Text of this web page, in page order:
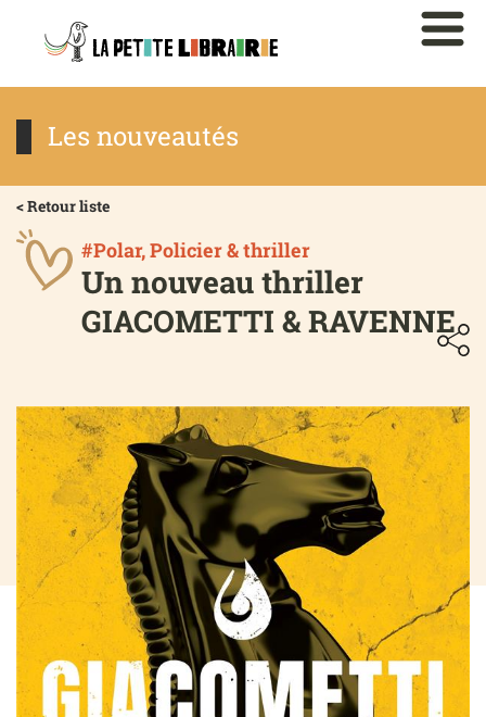
Les nouveautés
< Retour liste
#Polar, Policier & thriller
Un nouveau thriller
GIACOMETTI & RAVENNE